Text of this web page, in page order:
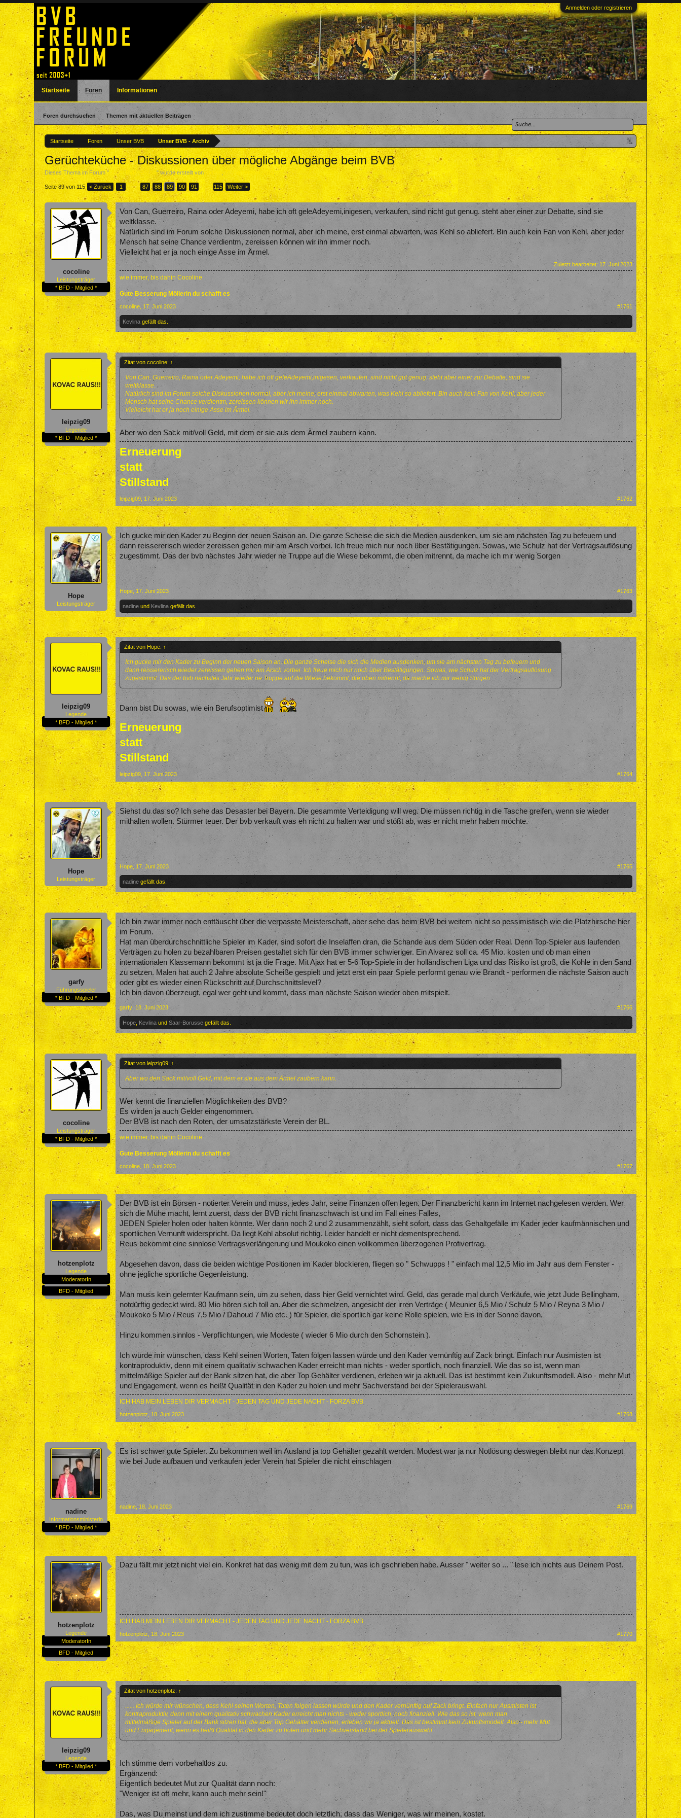
Anmelden oder registrieren
Startseite Foren Unser BVB Unser BVB - Archiv
Gerüchteküche - Diskussionen über mögliche Abgänge beim BVB
Dieses Thema im Forum "Unser BVB - Archiv" wurde erstellt vonnadine ,27. September 2018.
Seite 89 von 115 < Zurück 1 ← 87 88 89 90 91 → 115 Weiter >
cocoline
Leistungsträger
* BFD - Mitglied *
Von Can, Guerreiro, Raina oder Adeyemi, habe ich oft geleAdeyemi,inigesen, verkaufen, sind nicht gut genug. steht aber einer zur Debatte, sind sie
weltklasse.
Natürlich sind im Forum solche Diskussionen normal, aber ich meine, erst einmal abwarten, was Kehl so abliefert. Bin auch kein Fan von Kehl, aber jeder
Mensch hat seine Chance verdientm, zereissen können wir ihn immer noch.
Vielleicht hat er ja noch einige Asse im Ärmel.
Zuletzt bearbeitet: 17. Juni 2023
wie immer, bis dahin Cocoline
Gute Besserung Möllerin du schafft es
cocoline 17. Juni 2023 #1761
Kevlina gefällt das.
leipzig09
Legende
* BFD - Mitglied *
Zitat von cocoline: ↑
Von Can, Guerreiro, Raina oder Adeyemi, habe ich oft geleAdeyemi,inigesen, verkaufen, sind nicht gut genug. steht aber einer zur Debatte, sind sie
weltklasse.
Natürlich sind im Forum solche Diskussionen normal, aber ich meine, erst einmal abwarten, was Kehl so abliefert. Bin auch kein Fan von Kehl, aber jeder
Mensch hat seine Chance verdientm, zereissen können wir ihn immer noch.
Vielleicht hat er ja noch einige Asse im Ärmel.
Aber wo den Sack mit/voll Geld, mit dem er sie aus dem Ärmel zaubern kann.
Erneuerung
statt
Stillstand
leipzig09 17. Juni 2023 #1762
Hope
Leistungsträger
Ich gucke mir den Kader zu Beginn der neuen Saison an. Die ganze Scheise die sich die Medien ausdenken, um sie am nächsten Tag zu befeuern und
dann reissererisch wieder zereissen gehen mir am Arsch vorbei. Ich freue mich nur noch über Bestätigungen. Sowas, wie Schulz hat der Vertragsauflösung
zugestimmt. Das der bvb nächstes Jahr wieder ne Truppe auf die Wiese bekommt, die oben mitrennt, da mache ich mir wenig Sorgen
Hope 17. Juni 2023 #1763
nadine und Kevlina gefällt das.
leipzig09
Legende
* BFD - Mitglied *
Zitat von Hope: ↑
Ich gucke mir den Kader zu Beginn der neuen Saison an. Die ganze Scheise die sich die Medien ausdenken, um sie am nächsten Tag zu befeuern und
dann reissererisch wieder zereissen gehen mir am Arsch vorbei. Ich freue mich nur noch über Bestätigungen. Sowas, wie Schulz hat der Vertragsauflösung
zugestimmt. Das der bvb nächstes Jahr wieder ne Truppe auf die Wiese bekommt, die oben mitrennt, da mache ich mir wenig Sorgen
Dann bist Du sowas, wie ein Berufsoptimist
Erneuerung
statt
Stillstand
leipzig09 17. Juni 2023 #1764
Hope
Leistungsträger
Siehst du das so? Ich sehe das Desaster bei Bayern. Die gesammte Verteidigung will weg. Die müssen richtig in die Tasche greifen, wenn sie wieder
mithalten wollen. Stürmer teuer. Der bvb verkauft was eh nicht zu halten war und stößt ab, was er nicht mehr haben möchte.
Hope 17. Juni 2023 #1765
nadine gefällt das.
garfy
Führungsspieler
* BFD - Mitglied *
Ich bin zwar immer noch enttäuscht über die verpasste Meisterschaft, aber sehe das beim BVB bei weitem nicht so pessimistisch wie die Platzhirsche hier
im Forum.
Hat man überdurchschnittliche Spieler im Kader, sind sofort die Inselaffen dran, die Schande aus dem Süden oder Real. Denn Top-Spieler aus laufenden
Verträgen zu holen zu bezahlbaren Preisen gestaltet sich für den BVB immer schwieriger. Ein Alvarez soll ca. 45 Mio. kosten und ob man einen
internationalen Klassemann bekommt ist ja die Frage. Mit Ajax hat er 5-6 Top-Spiele in der holländischen Liga und das Risiko ist groß, die Kohle in den Sand
zu setzen. Malen hat auch 2 Jahre absolute Scheiße gespielt und jetzt erst ein paar Spiele performt genau wie Brandt - performen die nächste Saison auch
oder gibt es wieder einen Rückschritt auf Durchschnittslevel?
Ich bin davon überzeugt, egal wer geht und kommt, dass man nächste Saison wieder oben mitspielt.
garfy 18. Juni 2023 #1766
Hope Kevlina undSaar-Borusse gefällt das.
cocoline
Leistungsträger
* BFD - Mitglied *
Zitat von leipzig09: ↑
Aber wo den Sack mit/voll Geld, mit dem er sie aus dem Ärmel zaubern kann.
Wer kennt die finanziellen Möglichkeiten des BVB?
Es wirden ja auch Gelder eingenommen.
Der BVB ist nach den Roten, der umsatzstärkste Verein der BL.
wie immer, bis dahin Cocoline
Gute Besserung Möllerin du schafft es
cocoline 18. Juni 2023 #1767
hotzenplotz
Legende
ModeratorIn
BFD - Mitglied
Der BVB ist ein Börsen - notierter Verein und muss, jedes Jahr, seine Finanzen offen legen. Der Finanzbericht kann im Internet nachgelesen werden. Wer
sich die Mühe macht, lernt zuerst, dass der BVB nicht finanzschwach ist und im Fall eines Falles,
JEDEN Spieler holen oder halten könnte. Wer dann noch 2 und 2 zusammenzählt, sieht sofort, dass das Gehaltgefälle im Kader jeder kaufmännischen und
sportlichen Vernunft widerspricht. Da liegt Kehl absolut richtig. Leider handelt er nicht dementsprechend.
Reus bekommt eine sinnlose Vertragsverlängerung und Moukoko einen vollkommen überzogenen Profivertrag.
Abgesehen davon, dass die beiden wichtige Positionen im Kader blockieren, fliegen so " Schwupps ! " einfach mal 12,5 Mio im Jahr aus dem Fenster -
ohne jegliche sportliche Gegenleistung.
Man muss kein gelernter Kaufmann sein, um zu sehen, dass hier Geld vernichtet wird. Geld, das gerade mal durch Verkäufe, wie jetzt Jude Bellingham,
notdürftig gedeckt wird. 80 Mio hören sich toll an. Aber die schmelzen, angesicht der irren Verträge ( Meunier 6,5 Mio / Schulz 5 Mio / Reyna 3 Mio /
Moukoko 5 Mio / Reus 7,5 Mio / Dahoud 7 Mio etc. ) für Spieler, die sportlich gar keine Rolle spielen, wie Eis in der Sonne davon.
Hinzu kommen sinnlos - Verpflichtungen, wie Modeste ( wieder 6 Mio durch den Schornstein ).
Ich würde mir wünschen, dass Kehl seinen Worten, Taten folgen lassen würde und den Kader vernünftig auf Zack bringt. Einfach nur Ausmisten ist
kontraproduktiv, denn mit einem qualitativ schwachen Kader erreicht man nichts - weder sportlich, noch finanziell. Wie das so ist, wenn man
mittelmäßige Spieler auf der Bank sitzen hat, die aber Top Gehälter verdienen, erleben wir ja aktuell. Das ist bestimmt kein Zukunftsmodell. Also - mehr Mut
und Engagement, wenn es heißt Qualität in den Kader zu holen und mehr Sachverstand bei der Spielerauswahl.
ICH HAB MEIN LEBEN DIR VERMACHT - JEDEN TAG UND JEDE NACHT - FORZA BVB
hotzenplotz 18. Juni 2023 #1768
nadine
Informationsministerin
* BFD - Mitglied *
Es ist schwer gute Spieler. Zu bekommen weil im Ausland ja top Gehälter gezahlt werden. Modest war ja nur Notlösung deswegen bleibt nur das Konzept
wie bei Jude aufbauen und verkaufen jeder Verein hat Spieler die nicht einschlagen
nadine , 18. Juni 2023 #1769
hotzenplotz
Legende
ModeratorIn
BFD - Mitglied
Dazu fällt mir jetzt nicht viel ein. Konkret hat das wenig mit dem zu tun, was ich gschrieben habe. Ausser " weiter so ... " lese ich nichts aus Deinem Post.
ICH HAB MEIN LEBEN DIR VERMACHT - JEDEN TAG UND JEDE NACHT - FORZA BVB
hotzenplotz 18. Juni 2023 #1770
leipzig09
Legende
* BFD - Mitglied *
Zitat von hotzenplotz: ↑
...... Ich würde mir wünschen, dass Kehl seinen Worten, Taten folgen lassen würde und den Kader vernünftig auf Zack bringt. Einfach nur Ausmisten ist
kontraproduktiv, denn mit einem qualitativ schwachen Kader erreicht man nichts - weder sportlich, noch finanziell. Wie das so ist, wenn man
mittelmäßige Spieler auf der Bank sitzen hat, die aber Top Gehälter verdienen, erleben wir ja aktuell. Das ist bestimmt kein Zukunftsmodell. Also - mehr Mut
und Engagement, wenn es heißt Qualität in den Kader zu holen und mehr Sachverstand bei der Spielerauswahl.
Ich stimme dem vorbehaltlos zu.
Ergänzend:
Eigentlich bedeutet Mut zur Qualität dann noch:
"Weniger ist oft mehr, kann auch mehr sein!"
Das, was Du meinst und dem ich zustimme bedeutet doch letztlich, dass das Weniger, was wir meinen, kostet.
Startseite Foren
Foren durchsuchen Themen mit aktuellen Beiträgen
Informationen